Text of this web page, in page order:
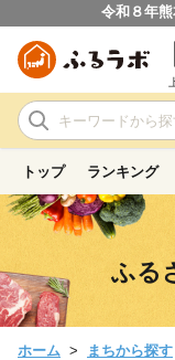
令和８年
トップ ランキング
ふる
ホーム まちから探す